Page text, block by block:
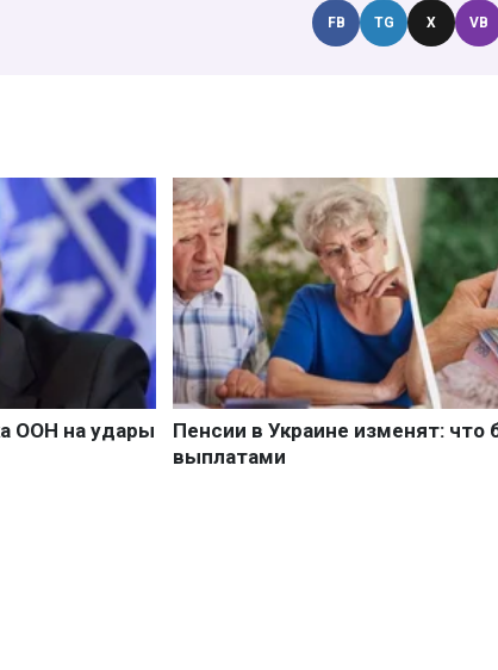
FB TG X VB